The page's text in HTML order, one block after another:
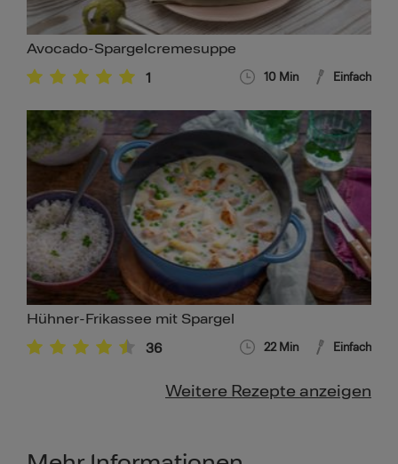
Avocado-Spargelcremesuppe
1 10 Min Einfach
Hühner-Frikassee mit Spargel
36 22Min Einfach
Weitere Rezepte anzeigen